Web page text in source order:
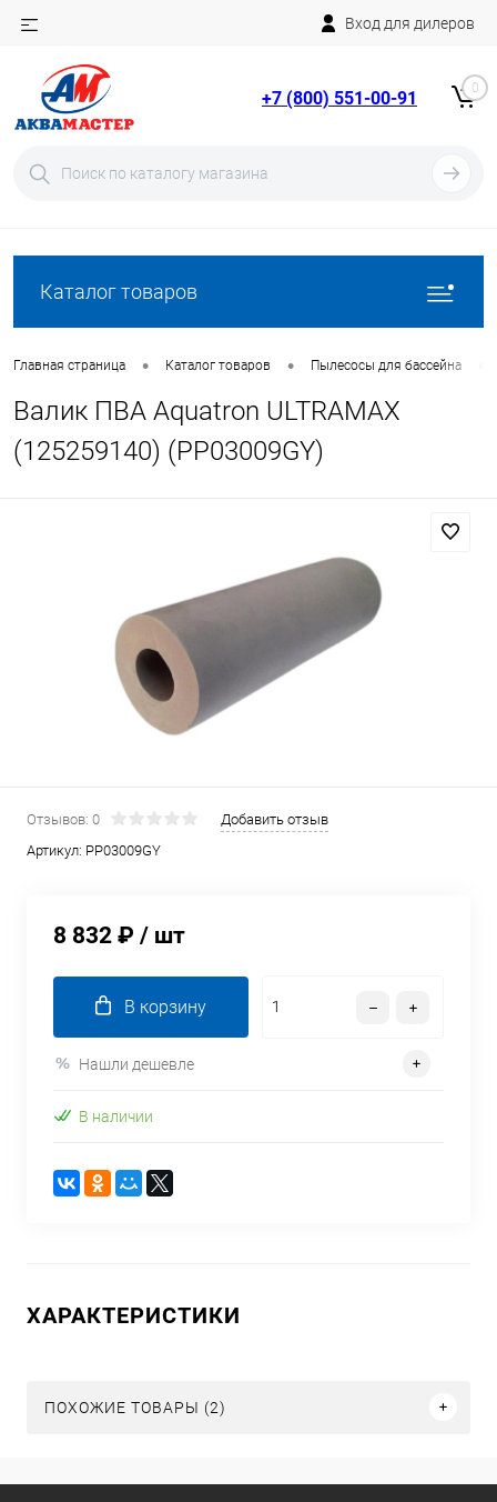
Вход для дилеров
+7 (800) 551-00-91 0
Каталог товаров
Главная страница • Каталог товаров • Пылесосы для бассейна
Валик ПВА Aquatron ULTRAMAX
(125259140) (PP03009GY)
Отзывов: 0
Добавить отзыв
Артикул: PP03009GY
8 832 ₽ / шт
В корзину
Нашли дешевле
В наличии
ХАРАКТЕРИСТИКИ
ПОХОЖИЕ ТОВАРЫ (2)